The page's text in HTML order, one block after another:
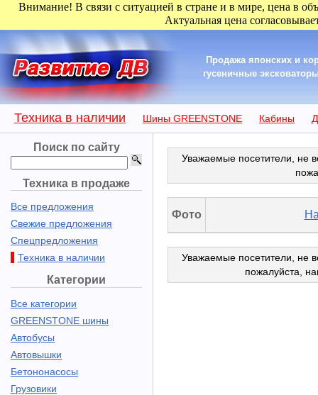
Внимание! В связи с ситуацией в стране и в мире, цена в
Актуальная цена
Продажа японских и
гусеничные
Техника в наличии Шины GREENSTONE Кабины
Поиск по сайту
Техника в продаже
Все предложения
Свежие предложения
Спецпредложения
Техника в наличии
Категории
Все категории
GREENSTONE шины
Автобусы
Автовышки
Бетононасосы
Грузовики
Уважаемые посетители, не
Фото
Уважаемые посетители, не
пожалуйста,